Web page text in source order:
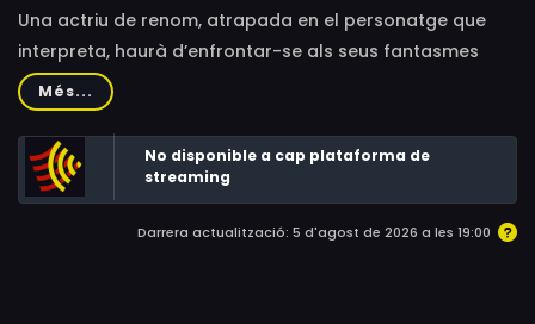
Laurent Grévill, Pascal Bongard, Brian Mac Cormack,
Romane Dervas, Antoine Holler, Charles Pasi, Eleonora
Albrecht
Una actriu de renom, atrapada en el personatge que
interpreta, haurà d’enfrontar-se als seus fantasmes
familiars i religiosos per trobar un sentit a la seva
existència.
Més...
No disponible a cap plataforma de
streaming
Darrera actualització: 5 d'agost de 2026 a les 19:00